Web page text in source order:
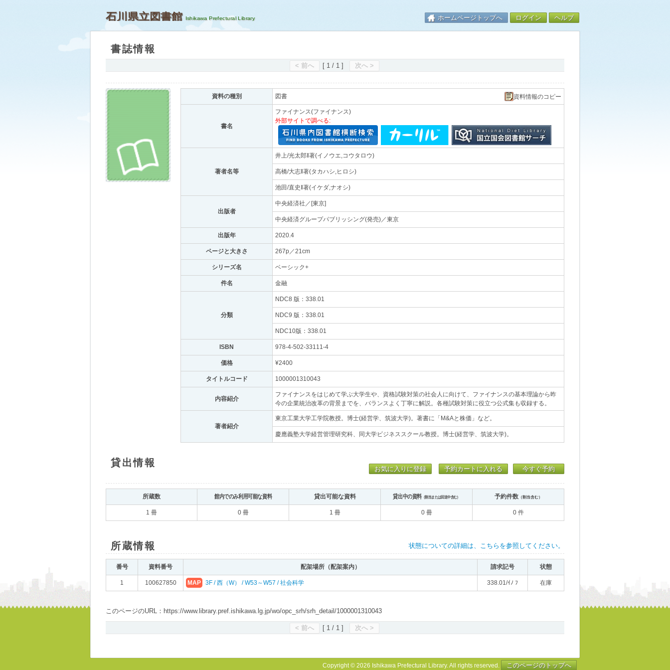
石川県立図書館 ホームページトップへ ログイン ヘルプ
書誌情報
< 前へ [ 1 / 1 ] 次へ >
資料の種別 図書 資料情報のコピー
書名
ファイナンス(ファイナンス)
外部サイトで調べる:
著者名等
井上/光太郎‖著(イノウエ,コウタロウ)
高橋/大志‖著(タカハシ,ヒロシ)
池田/直史‖著(イケダ,ナオシ)
出版者
中央経済社／[東京]
中央経済グループパブリッシング(発売)／東京
出版年 2020.4
ページと大きさ 267p／21cm
シリーズ名 ベーシック+
件名 金融
分類
NDC8 版：338.01
NDC9 版：338.01
NDC10版：338.01
ISBN 978-4-502-33111-4
価格 ¥2400
タイトルコード 1000001310043
内容紹介
ファイナンスをはじめて学ぶ大学生や、資格試験対策の社会人に向けて、ファイナンスの基本理論から昨
今の企業統治改革の背景までを、バランスよく丁寧に解説。各種試験対策に役立つ公式集も収録する。
著者紹介
東京工業大学工学院教授。博士(経営学、筑波大学)。著書に「M&Aと株価」など。
慶應義塾大学経営管理研究科、同大学ビジネススクール教授。博士(経営学、筑波大学)。
貸出情報
お気に入りに登録 予約カートに入れる 今すぐ予約
所蔵数 館内でのみ利用可能な資料 貸出可能な資料 貸出中の資料（割当または回送中含む） 予約件数（割当含む）
1 冊 0 冊 1 冊 0 冊 0 件
所蔵情報 状態についての詳細は、こちらを参照してください。
番号 資料番号 配架場所（配架案内） 請求記号 状態
1 100627850 MAP 3F / 西（W） / W53～W57 / 社会科学 338.01/ｲﾉ ﾌ 在庫
このページのURL：https://www.library.pref.ishikawa.lg.jp/wo/opc_srh/srh_detail/1000001310043
< 前へ [ 1 / 1 ] 次へ >
Copyright © 2026 Ishikawa Prefectural Library. All rights reserved. このページのトップへ